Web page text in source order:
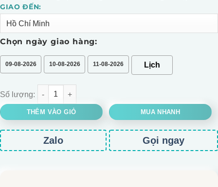
GIAO ĐẾN:
Chọn ngày giao hàng:
09-08-2026 10-08-2026 11-08-2026
GIỎ HOA HỒNG KEM MIX CẨM TÚ CẦU số lượng
THÊM VÀO GIỎ MUA NHANH
Alternative:
Zalo Gọi ngay